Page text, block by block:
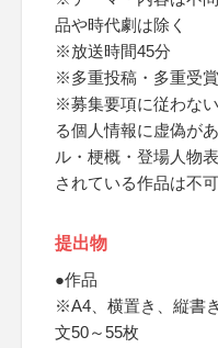
品や時代劇は除く
※放送時間45分
※多重投稿・多重受
※募集要項に従わな
る個人情報に虚偽が
ル・梗概・登場人物
されている作品は不可
提出物
●作品
※A4、横置き、縦書
文50～55枚